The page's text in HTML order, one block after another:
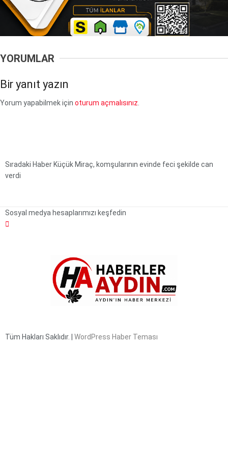
YORUMLAR
Bir yanıt yazın
Yorum yapabilmek için oturum açmalısınız.
Sıradaki Haber Küçük Miraç, komşularının evinde feci şekilde can
verdi
Sosyal medya hesaplarımızı keşfedin
Tüm Hakları Saklıdır. | WordPress Haber Teması